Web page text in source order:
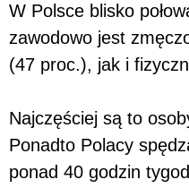
W Polsce blisko
zawodowo jest
(47 proc.), jak i
Najczęściej są to
Ponadto Polacy
ponad 40 godzin